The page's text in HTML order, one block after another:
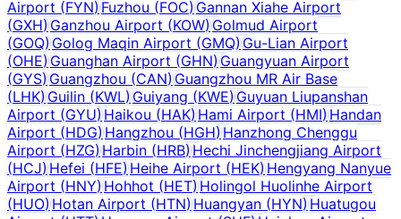
Airport (FYN)Fuzhou (FOC) Gannan Xiahe Airport
(GXH)Ganzhou Airport (KOW) Golmud Airport
(GOQ)Golog Maqin Airport (GMQ) Gu-Lian Airport
(OHE)Guanghan Airport (GHN) Guangyuan Airport
(GYS)Guangzhou (CAN) Guangzhou MR Air Base
(LHK)Guilin (KWL) Guiyang (KWE) Guyuan Liupanshan
Airport (GYU)Haikou (HAK) Hami Airport (HMI) Handan
Airport (HDG)Hangzhou (HGH) Hanzhong Chenggu
Airport (HZG)Harbin (HRB) Hechi Jinchengjiang Airport
(HCJ)Hefei (HFE) Heihe Airport (HEK) Hengyang Nanyue
Airport (HNY)Hohhot (HET) Holingol Huolinhe Airport
(HUO)Hotan Airport (HTN) Huangyan (HYN) Huatugou